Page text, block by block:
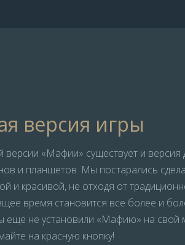
версия игры
«Мафии» существует и
и планшетов. Мы постарались
и красивой, не отходя от
время становится все более и
еще не установили «Мафию» на свой
на красную кнопку!